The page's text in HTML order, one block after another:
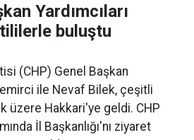
Yardımcıları
buluştu
(CHP) Genel Başkan
ile Nevaf Bilek, çeşitli
üzere Hakkari'ye geldi. CHP
İl Başkanlığı'nı ziyaret